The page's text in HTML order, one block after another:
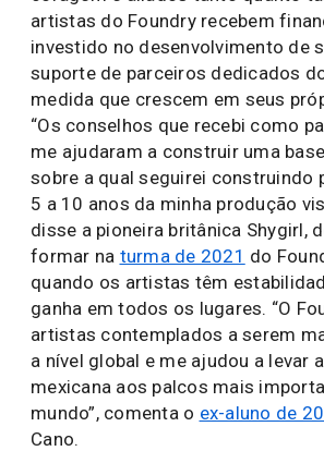
artistas do Foundry recebem
investido no desenvolvimento de
suporte de parceiros dedicados
medida que crescem em seus
“Os conselhos que recebi como
me ajudaram a construir uma
sobre a qual seguirei construindo
5 a 10 anos da minha produção
disse a pioneira britânica Shygirl,
formar na turma de 2021 do
quando os artistas têm
ganha em todos os lugares. “O
artistas contemplados a serem
a nível global e me ajudou a levar
mexicana aos palcos mais
mundo”, comenta o ex-aluno de
Cano.